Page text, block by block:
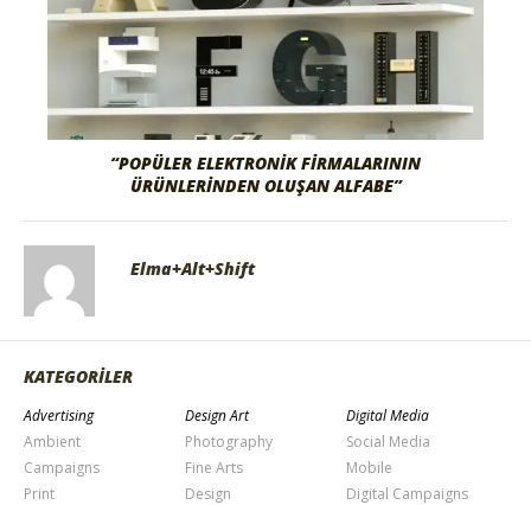
“POPÜLER ELEKTRONİK FİRMALARININ
ÜRÜNLERİNDEN OLUŞAN ALFABE”
Elma+Alt+Shift
KATEGORİLER
Advertising
Ambient
Campaigns
Print
Design Art
Photography
Fine Arts
Design
Digital Media
Social Media
Mobile
Digital Campaigns